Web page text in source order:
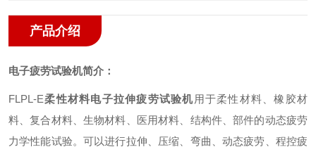
产品介绍
电子疲劳试验机简介：
FLPL -E柔性材料电子拉伸疲劳试验机用于柔性材料、橡胶材
料、复合材料、生物材料、医用材料、结构件、部件的动态疲劳
力学性能试验。可以进行拉伸、压缩、弯曲、动态疲劳、程控疲